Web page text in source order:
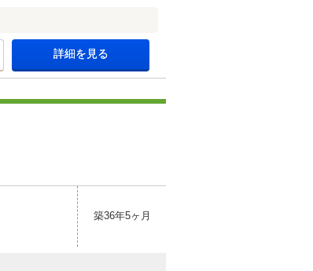
詳細を見る
築36年5ヶ月